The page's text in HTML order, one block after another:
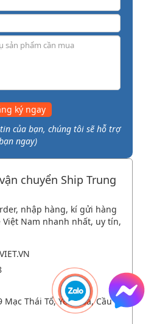
ký ngay
của bạn, chúng tôi sẽ hỗ trợ
ngay)
chuyển Ship Trung
nhập hàng, kí gửi hàng
Việt Nam nhanh nhất, uy tín,
Mạc Thái Tổ, Yên Hòa, Cầu